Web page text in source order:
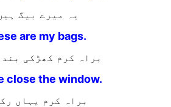
یہ میرے بیگ
are my bags.
براہ کرم کھڑکی
close the window.
براہ کرم یہاں